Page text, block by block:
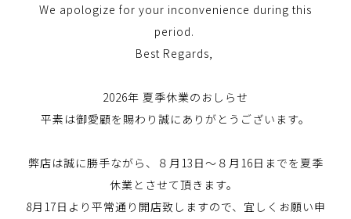
We apologize for your inconvenience during this
period.
Best Regards,
2026年 夏季休業のおしらせ
平素は御愛顧を賜わり誠にありがとうございます。
弊店は誠に勝手ながら、８月13日～８月16日までを夏季
休業とさせて頂きます。
8月17日より平常通り開店致しますので、宜しくお願い申